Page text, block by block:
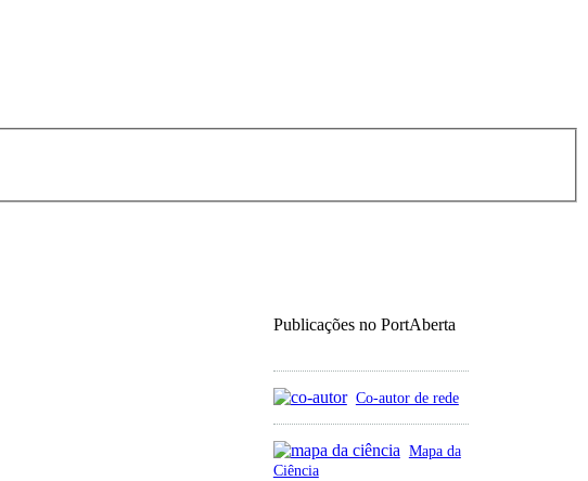
Publicações no PortAberta
Co-autor de rede
Mapa da
Ciência